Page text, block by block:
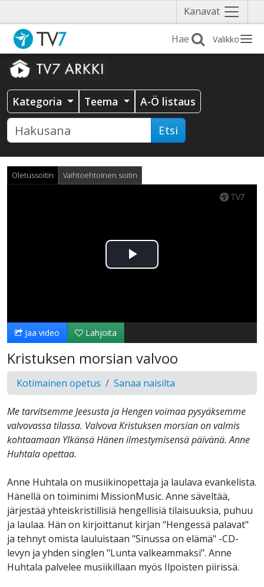
Kanavat Näytä
valikko
Valikko
Kategoria Teema A-Ö listaus
Etsi
Oletussoitin Vaihtoehtoinen soitin
Toista
Jaa video Lahjoita
Kristuksen morsian valvoo
Kotimainen opetus Sanaa naisilta
Me tarvitsemme Jeesusta ja Hengen voimaa pysyäksemme
valvovassa tilassa. Valvova Kristuksen morsian on valmis
kohtaamaan Ylkänsä Hänen ilmestymisensä päivänä. Anne
Huhtala opettaa.
Anne Huhtala on musiikinopettaja ja laulava evankelista.
Hänellä on toiminimi MissionMusic. Anne säveltää,
järjestää yhteiskristillisiä hengellisiä tilaisuuksia, puhuu
ja laulaa. Hän on kirjoittanut kirjan "Hengessä palavat"
ja tehnyt omista lauluistaan "Sinussa on elämä" -CD-
levyn ja yhden singlen "Lunta valkeammaksi". Anne
Huhtala palvelee musiikillaan myös Ilpoisten piirissä.